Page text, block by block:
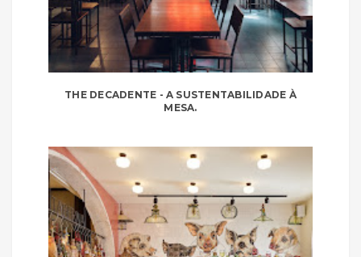
THE DECADENTE - A SUSTENTABILIDADE À
MESA.